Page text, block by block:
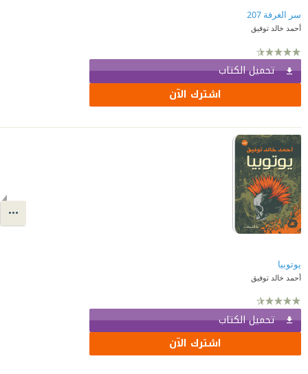
سر الغرفة 207
أحمد خالد توفيق
تحميل الكتاب
اشترك الآن
يوتوبيا
أحمد خالد توفيق
تحميل الكتاب
اشترك الآن